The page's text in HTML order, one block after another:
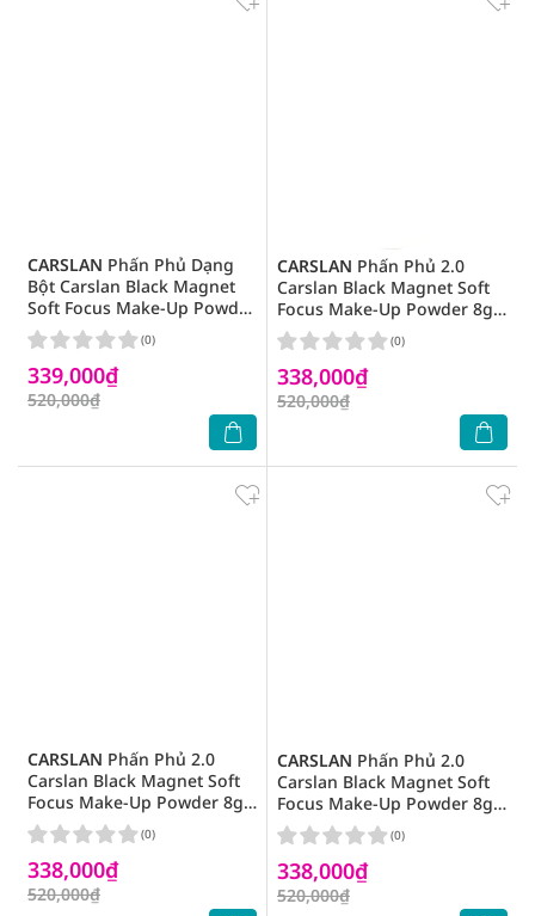
CARSLAN Phấn Phủ Dạng
Bột Carslan Black Magnet
Soft Focus Make-Up Powder
05 8g .#Blue Purple
339,000₫
520,000₫
(0)
CARSLAN Phấn Phủ 2.0
Carslan Black Magnet Soft
Focus Make-Up Powder 8g
.#03 Blue Purple
338,000₫
520,000₫
(0)
CARSLAN Phấn Phủ 2.0
Carslan Black Magnet Soft
Focus Make-Up Powder 8g
.#03 Trong Suốt
338,000₫
520,000₫
(0)
CARSLAN Phấn Phủ 2.0
Carslan Black Magnet Soft
Focus Make-Up Powder 8g
.#02 Siêu Kiềm Dầu
338,000₫
520,000₫
(0)